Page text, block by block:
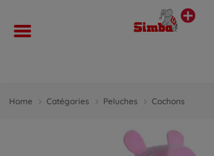
Home Catégories Peluches Cochons